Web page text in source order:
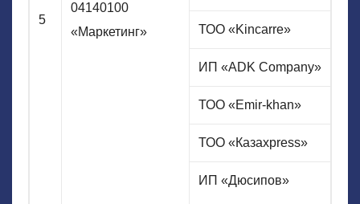
5
04140100
«Маркетинг»
ТОО «Kincarre»
ИП «ADK Company»
ТОО «Emir-khan»
ТОО «Казахpress»
ИП «Дюсипов»